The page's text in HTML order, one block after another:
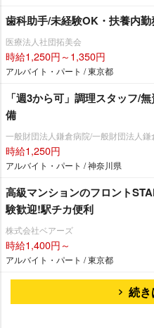
歯科助手/未経験OK・扶養内
医療法人社団拓美会
時給1,250円～1,350円
アルバイト・パート / 東京都
「週3から可」調理スタッフ/
備
一般財団法人鎌倉病院/一般財団法人鎌
時給1,250円
アルバイト・パート / 神奈川県
高級マンションのフロント
験歓迎!駅チカ便利
株式会社ベアーズ
時給1,400円～
アルバイト・パート / 東京都
続き